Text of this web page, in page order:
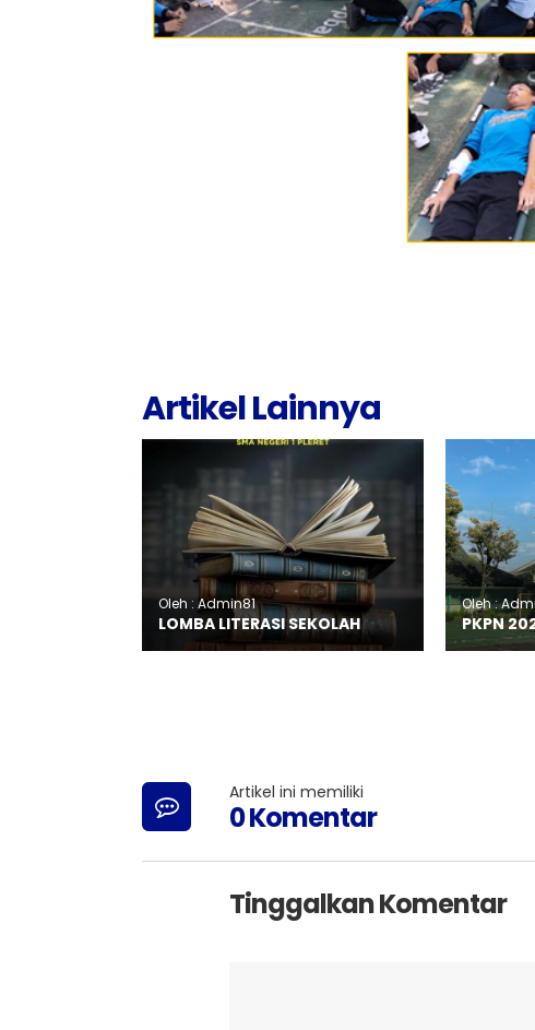
Artikel Lainnya
Oleh : Admin81
LOMBA LITERASI SEKOLAH
Oleh :
PKPN
Artikel ini memiliki
0 Komentar
Tinggalkan Komentar